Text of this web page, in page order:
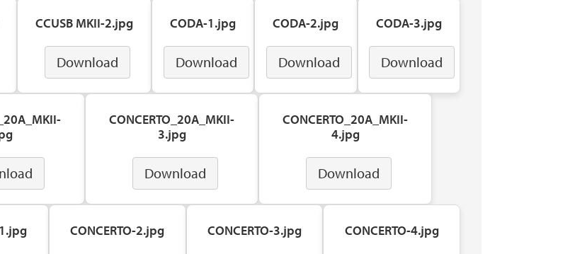
CCUSB MKII-2.jpg
Download
CODA-1.jpg
Download
CODA-2.jpg
Download
CODA-3.jpg
Download
CONCERTO_20A_MKII-
3.jpg
Download
CONCERTO_20A_MKII-
4.jpg
Download
CONCERTO-2.jpg CONCERTO-3.jpg CONCERTO-4.jpg